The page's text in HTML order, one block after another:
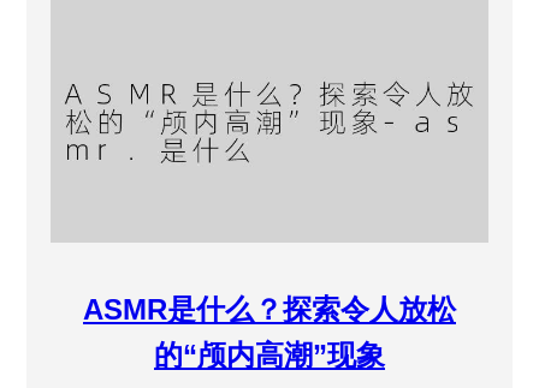
ASMR是什么？探索令人放松
的“颅内高潮”现象